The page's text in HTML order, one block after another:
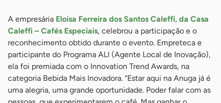
A empresária Eloisa Ferreira dos Santos Caleffi, da Casa
Caleffi – Cafés Especiais, celebrou a participação e o
reconhecimento obtido durante o evento. Empreteca e
participante do Programa ALI (Agente Local de Inovação),
ela foi premiada com o Innovation Trend Awards, na
categoria Bebida Mais Inovadora. “Estar aqui na Anuga já é
uma alegria, uma grande oportunidade. Poder falar com as